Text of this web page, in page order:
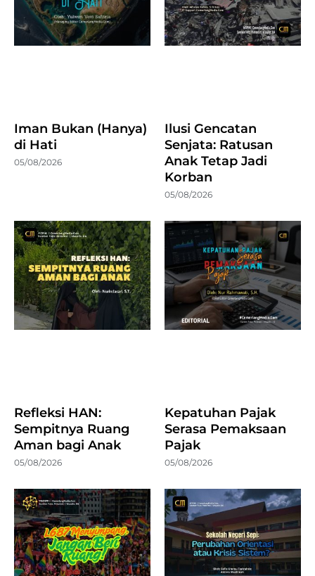
Iman Bukan (Hanya)
di Hati
05/08/2026
Ilusi Gencatan
Senjata: Ratusan
Anak Tetap Jadi
Korban
05/08/2026
Refleksi HAN:
Sempitnya Ruang
Aman bagi Anak
05/08/2026
Kepatuhan Pajak
Serasa Pemaksaan
Pajak
05/08/2026